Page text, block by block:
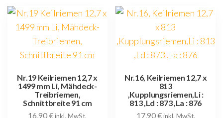
Nr.19 Keilriemen 12,7 x
1499 mm Li, Mähdeck-
Treibriemen,
Schnittbreite 91 cm
16,90€ inkl. MwSt.
Nr.16, Keilriemen 12,7 x
813
,Kupplungsriemen,Li :
813 ,Ld : 873 ,La : 876
17,90€ inkl. MwSt.